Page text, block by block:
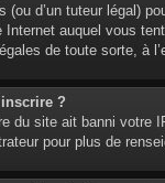
(ou d’un tuteur légal)
auquel vous
de toute sorte, à
?
du site ait banni
pour plus de